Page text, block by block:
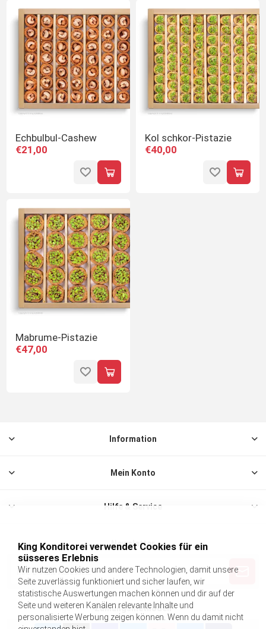
Echbulbul-Cashew
€21,00
Kol schkor-Pistazie
€40,00
Mabrume-Pistazie
€47,00
Information
Mein Konto
Hilfe & Service
Newsletter
Zahlungsmethoden
King Konditorei verwendet Cookies für ein
süsseres Erlebnis
Wir nutzen Cookies und andere Technologien, damit unsere
Seite zuverlässig funktioniert und sicher laufen, wir
statistische Auswertungen machen können und dir auf der
Seite und weiteren Kanälen relevante Inhalte und
personalisierte Werbung zeigen können. Wenn du damit nicht